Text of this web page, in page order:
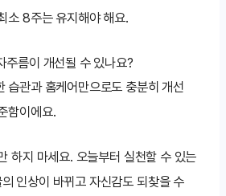
소 8주는 유지해야 해요.
주름이 개선될 수 있나요?
습관과 홈케어만으로도 충분히 개선
함이에요.
하지 마세요. 오늘부터 실천할 수 있는
인상이 바뀌고 자신감도 되찾을 수